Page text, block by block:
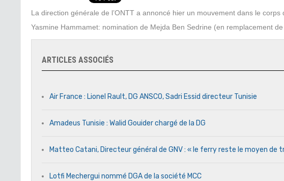
La direction générale de l’ONTT a annoncé hier un mouvement dans le
Yasmine Hammamet: nomination de Mejda Ben Sedrine (en remplacement de
ARTICLES ASSOCIÉS
Air France : Lionel Rault, DG ANSCO, Sadri Essid directeur Tunisie
Amadeus Tunisie : Walid Gouider chargé de la DG
Matteo Catani, Directeur général de GNV : « le ferry reste le moyen
Lotfi Mechergui nommé DGA de la société MCC